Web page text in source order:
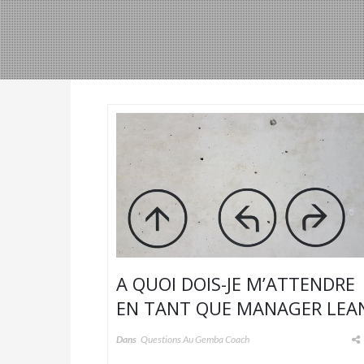
A QUOI DOIS-JE M’ATTENDRE
EN TANT QUE MANAGER
?
Dans Questions Au Gemba Coach